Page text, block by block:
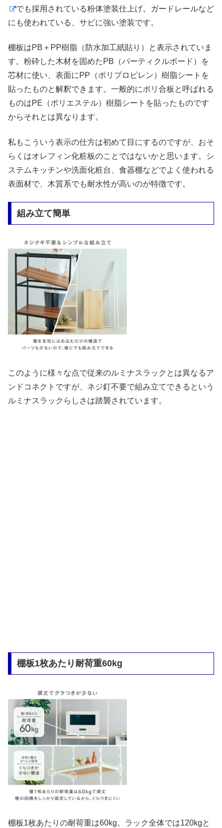
でも採用されている粉体塗装仕上げ。ガードレールなど
にも使われている、サビに強い塗装です。
棚板はPB＋PP樹脂（防水加工紙貼り）と表示されていま
す。粉砕した木材を固めたPB（パーティクルボード）を
芯材に使い、表面にPP（ポリプロピレン）樹脂シートを
貼ったものと解釈できます。一般的にポリ合板と呼ばれる
ものはPE（ポリエステル）樹脂シートを貼ったものです
からそれとは異なります。
私もこういう表示の仕方は初めて目にするのですが、おそ
らくはオレフィン化粧板のことではないかと思います。シ
ステムキッチンや洗面化粧台、食器棚などでよく使われる
表面材で、木質系でも耐水性が高いのが特徴です。
組み立て簡単
このように様々な点で従来のルミナスラックとは異なるア
ンドコネクトですが、ネジ釘不要で組み立てできるという
ルミナスラックらしさは踏襲されています。
棚板1枚あたり耐荷重60kg
棚板1枚あたりの耐荷重は60kg。ラック全体では120kgと